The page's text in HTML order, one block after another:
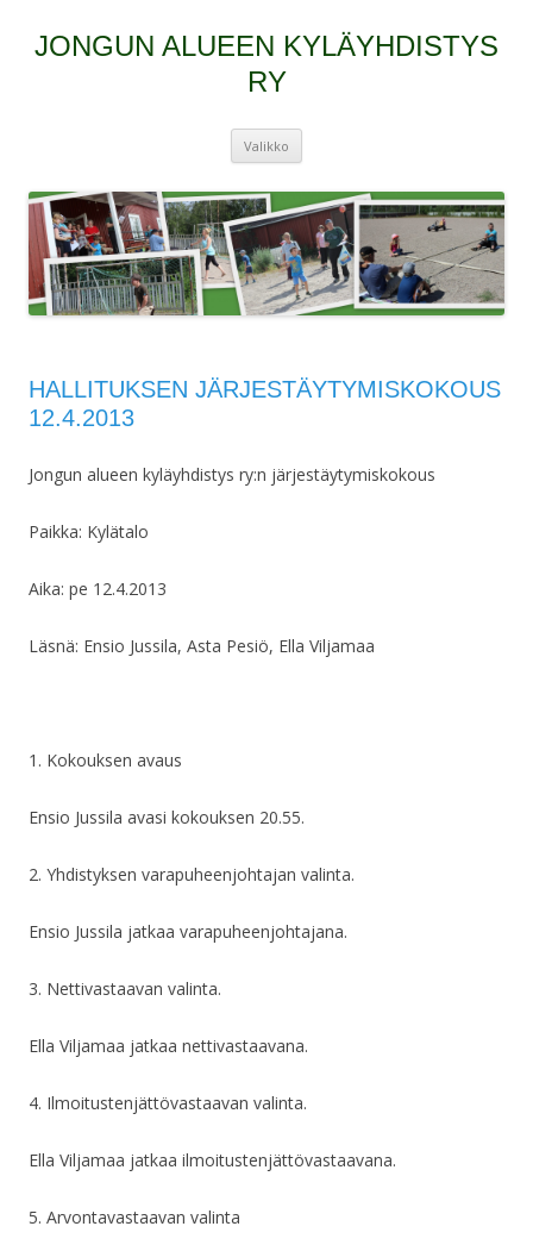
JONGUN ALUEEN KYLÄYHDISTYS
RY
Valikko
HALLITUKSEN JÄRJESTÄYTYMISKOKOUS
12.4.2013
Jongun alueen kyläyhdistys ry:n järjestäytymiskokous
Paikka: Kylätalo
Aika: pe 12.4.2013
Läsnä: Ensio Jussila, Asta Pesiö, Ella Viljamaa
1. Kokouksen avaus
Ensio Jussila avasi kokouksen 20.55.
2. Yhdistyksen varapuheenjohtajan valinta.
Ensio Jussila jatkaa varapuheenjohtajana.
3. Nettivastaavan valinta.
Ella Viljamaa jatkaa nettivastaavana.
4. Ilmoitustenjättövastaavan valinta.
Ella Viljamaa jatkaa ilmoitustenjättövastaavana.
5. Arvontavastaavan valinta